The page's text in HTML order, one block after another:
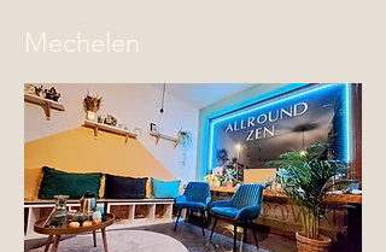
Mechelen